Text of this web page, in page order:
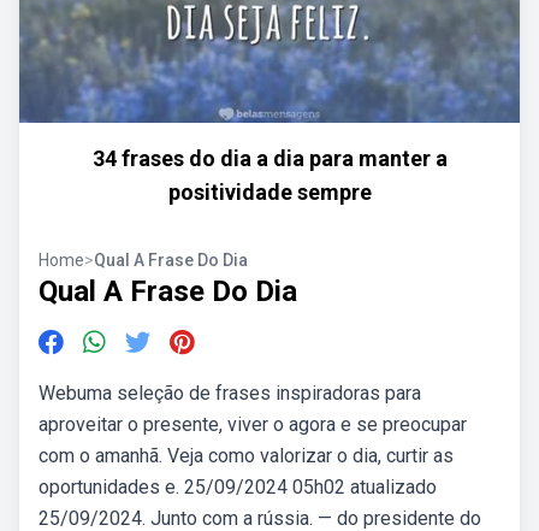
34 frases do dia a dia para manter a
positividade sempre
Home>Qual A Frase Do Dia
Qual A Frase Do Dia
Webuma seleção de frases inspiradoras para
aproveitar o presente, viver o agora e se preocupar
com o amanhã. Veja como valorizar o dia, curtir as
oportunidades e. 25/09/2024 05h02 atualizado
25/09/2024. Junto com a rússia. — do presidente do